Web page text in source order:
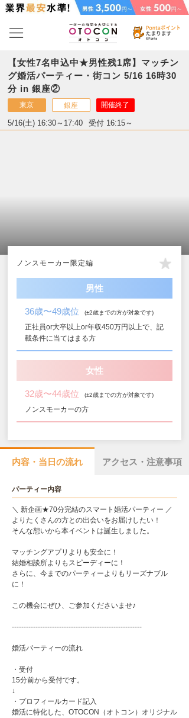
【女性7名申込中★男性残1席】マッチン
グ婚活パーティー・街コン 5/16 16時30
分 in 銀座②
東京 銀座 開催終了
5/16(土) 16:30～17:40 受付 16:15～
ノンスモーカー限定編
男性
36歳〜49歳位 (±2歳までの方が対象です)
正社員or大卒以上or年収450万円以上で、記
載条件に当てはまる方
女性
32歳〜44歳位 (±2歳までの方が対象です)
ノンスモーカーの方
内容・当日の流れ アクセス・注意事項
パーティー内容
＼ 新企画★70分完結のスマート婚活パーティー ／
よりたくさんの方との出会いをお届けしたい！
そんな想いから本イベントは誕生しました。
マッチングアプリよりも安全に！
結婚相談所よりもスピーディーに！
さらに、今までのパーティーよりもリーズナブル
に！
この機会にぜひ、ご参加くださいませ♪
-------------------------------------------------------
婚活パーティーの流れ
・受付
15分前から受付です。
↓
・プロフィールカード記入
婚活に特化した、OTOCON（オトコン）オリジナル